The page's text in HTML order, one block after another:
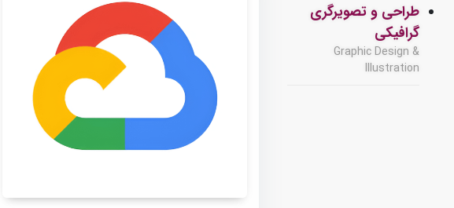
طراحی و تصویرگری
گرافیکی
Graphic Design &
Illustration